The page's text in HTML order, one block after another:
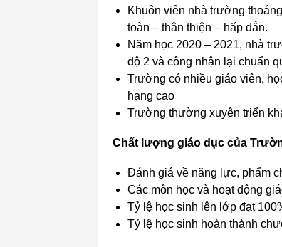
Khuôn viên nhà trường
toàn – thân thiện – hấp dẫn.
Năm học 2020 – 2021, nhà
độ 2 và công nhận lại chuẩn
Trường có nhiều giáo viên,
hạng cao
Trường thường xuyên triển
Chất lượng giáo dục của
Đánh giá về năng lực, phẩm
Các môn học và hoạt động
Tỷ lệ học sinh lên lớp đạt
Tỷ lệ học sinh hoàn thành